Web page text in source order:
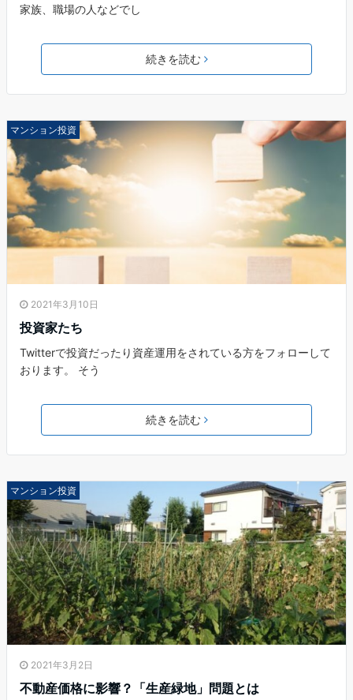
家族、職場の人などでし
続きを読む
マンション投資
2021年3月10日
投資家たち
Twitterで投資だったり資産運用をされている方をフォローして
おります。 そう
続きを読む
マンション投資
2021年3月2日
不動産価格に影響？「生産緑地」問題とは